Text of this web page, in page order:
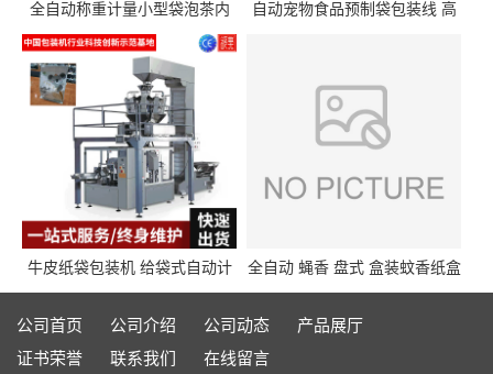
全自动称重计量小型袋泡茶内
外袋包装机三角包茶叶包装机
自动宠物食品预制袋包装线 高
牛皮纸袋包装机 给袋式自动计
量封口包装机填充机械 给袋式
包装机
全自动 蝇香 盘式 盒装蚊香纸盒
热收缩枕式包装机
公司首页 公司介绍 公司动态
产品展厅
证书荣誉
联系我们 在线留言